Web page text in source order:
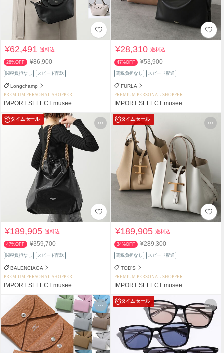
¥62,491送料込
28%OFF ¥86,900
関税負担なし スピード配送
Longchamp
PREMIUM PERSONAL SHOPPER
IMPORT SELECT musee
¥28,310送料込
47%OFF ¥53,900
関税負担なし スピード配送
FURLA
PREMIUM PERSONAL SHOPPER
IMPORT SELECT musee
タイムセール
¥189,905送料込
47%OFF ¥359,700
関税負担なし スピード配送
BALENCIAGA
PREMIUM PERSONAL SHOPPER
IMPORT SELECT musee
タイムセール
¥189,905送料込
34%OFF ¥289,300
関税負担なし スピード配送
TOD'S
PREMIUM PERSONAL SHOPPER
IMPORT SELECT musee
タイムセール